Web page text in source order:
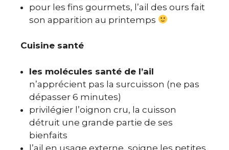
pour les fins gourmets, l’ail des ours fait
son apparition au printemps
Cuisine santé
les molécules santé de l’ail
n’apprécient pas la surcuisson (ne pas
dépasser 6 minutes)
privilégier l’oignon cru, la cuisson
détruit une grande partie de ses
bienfaits
l’ail en usage externe, soigne les petites